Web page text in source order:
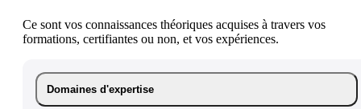
Ce sont vos connaissances théoriques acquises à travers vos
formations, certifiantes ou non, et vos expériences.
Domaines d'expertise